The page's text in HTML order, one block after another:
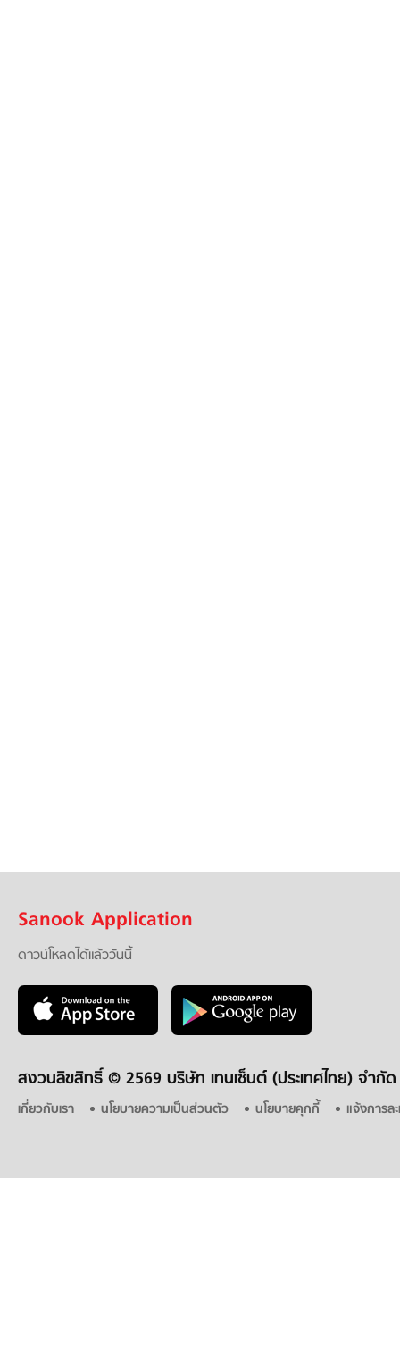
Sanook Application
ดาวน์โหลดได้แล้ววันนี้
สงวนลิขสิทธิ์ © 2569 บริษัท เทนเซ็นต์ (ประเทศไทย) จำกัด
เกี่ยวกับเรา นโยบายความเป็นส่วนตัว นโยบายคุกกี้ แจ้งการล